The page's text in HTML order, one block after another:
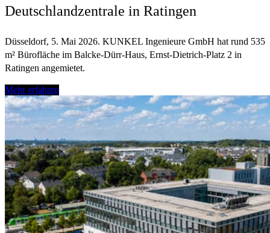
Deutschlandzentrale in Ratingen
Düsseldorf, 5. Mai 2026. KUNKEL Ingenieure GmbH hat rund 535
m² Bürofläche im Balcke-Dürr-Haus, Ernst-Dietrich-Platz 2 in
Ratingen angemietet.
Mehr erfahren